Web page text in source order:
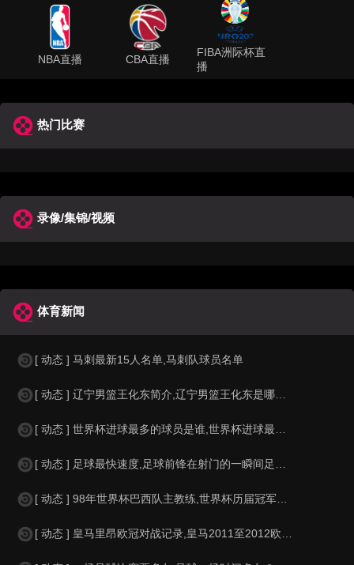
NBA直播 CBA直播
FIBA洲际杯直
播
热门比赛
录像/集锦/视频
体育新闻
[ 动态 ] 马刺最新15人名单,马刺队球员名单
[ 动态 ] 辽宁男篮王化东简介,辽宁男篮王化东是哪里人？
[ 动态 ] 世界杯进球最多的球员是谁,世界杯进球最多的球员是谁？
[ 动态 ] 足球最快速度,足球前锋在射门的一瞬间足球的速度有多快？？
[ 动态 ] 98年世界杯巴西队主教练,世界杯历届冠军球队教练
[ 动态 ] 皇马里昂欧冠对战记录,皇马2011至2012欧冠赛程&nbs